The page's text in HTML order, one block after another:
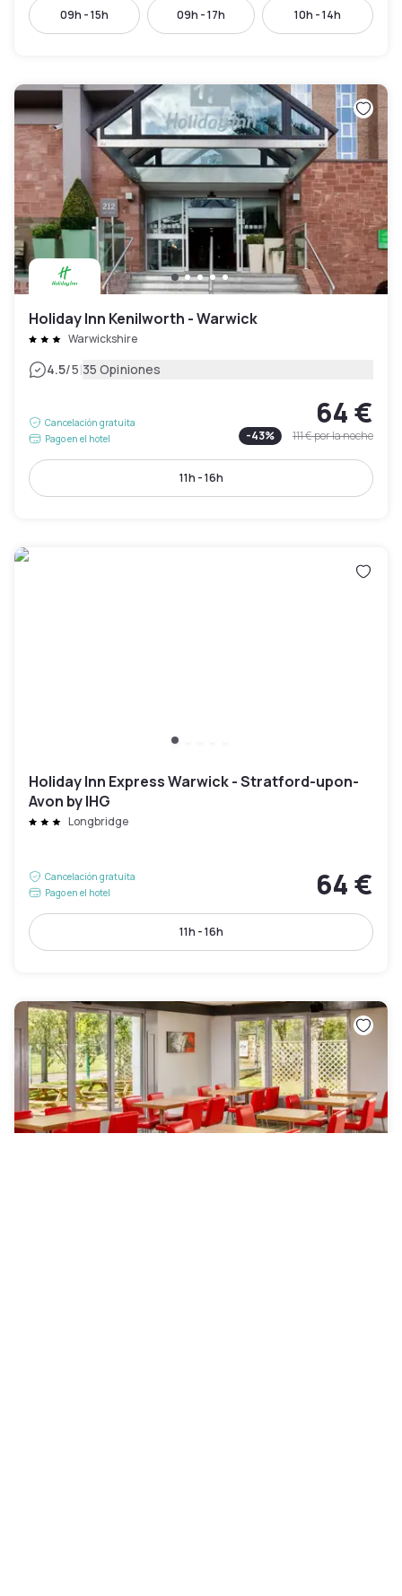
09h - 15h 09h - 17h 10h - 14h
Holiday Inn Kenilworth - Warwick
Warwickshire
4.5/5|35 Opiniones
Cancelación gratuita
Pago en el hotel
64 €
-43% 111 €por la noche
11h - 16h
Holiday Inn Express Warwick - Stratford-upon-
Avon by IHG
Longbridge
Cancelación gratuita
Pago en el hotel
64 €
11h - 16h